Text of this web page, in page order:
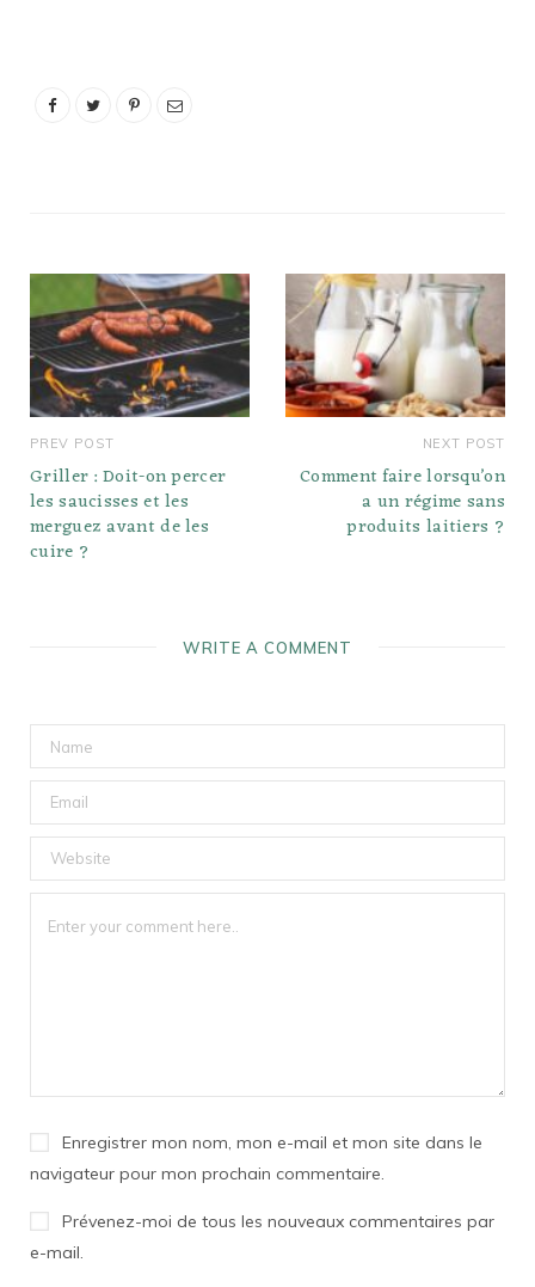
des notes d'umami, c'est
PREV POST
Griller : Doit-on percer
les saucisses et les
merguez avant de les
cuire ?
NEXT POST
Comment faire lorsqu’on
a un régime sans
produits laitiers ?
WRITE A COMMENT
Enregistrer mon nom, mon e-mail et mon site dans le
navigateur pour mon prochain commentaire.
Prévenez-moi de tous les nouveaux commentaires par
e-mail.